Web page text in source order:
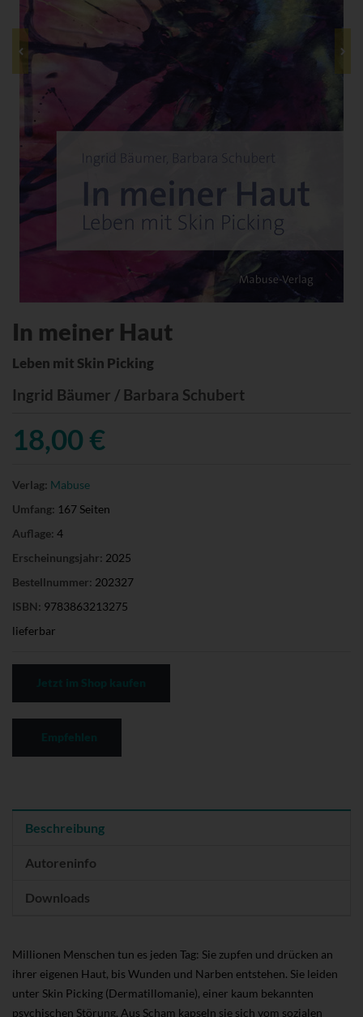
In meiner Haut
Leben mit Skin Picking
Ingrid Bäumer / Barbara Schubert
18,00 €
Verlag: Mabuse
Umfang: 167 Seiten
Auflage: 4
Erscheinungsjahr: 2025
Bestellnummer: 202327
ISBN: 9783863213275
lieferbar
Beschreibung
Autoreninfo
Downloads
Millionen Menschen tun es jeden Tag: Sie zupfen und drücken an
ihrer eigenen Haut, bis Wunden und Narben entstehen. Sie leiden
unter Skin Picking (Dermatillomanie), einer kaum bekannten
psychischen Störung. Aus Scham kapseln sie sich vom sozialen